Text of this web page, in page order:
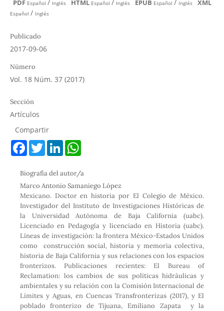
PDF Español / Inglés HTML Español / Inglés EPUB Español / Inglés XML
Español / Inglés
Publicado
2017-09-06
Número
Vol. 18 Núm. 37 (2017)
Sección
Artículos
Compartir
F
b
o
k
T
w
t
e
L
e
d
n
W
s
A
p
Biografía del autor/a
Marco Antonio Samaniego López
Mexicano. Doctor en historia por El Colegio de México.
Investigador del Instituto de Investigaciones Históricas de
la Universidad Autónoma de Baja California (uabc).
Licenciado en Pedagogía y licenciado en Historia (uabc).
Líneas de investigación: la frontera México-Estados Unidos
como construcción social, historia y memoria colectiva,
historia de Baja California y sus relaciones con los espacios
fronterizos. Publicaciones recientes: El Bureau of
Reclamation: los cambios de sus políticas hidráulicas y
ambientales y su relación con la Comisión Internacional de
Límites y Aguas, en Cuencas Transfronterizas (2017), y El
poblado fronterizo de Tijuana, Emiliano Zapata y la